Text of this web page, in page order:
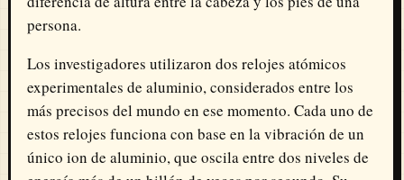
persona.
Los investigadores utilizaron dos relojes atómicos
experimentales de aluminio, considerados entre los
más precisos del mundo en ese momento. Cada uno de
estos relojes funciona con base en la vibración de un
único ion de aluminio, que oscila entre dos niveles de